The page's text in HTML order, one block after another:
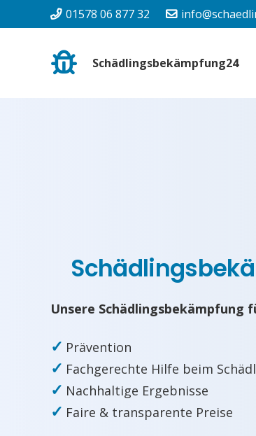
01578 06 877 32
Schädlingsbekämpfung24
Unsere Schädlingsbekämpfung
✓ Prävention
✓ Fachgerechte Hilfe beim
✓ Nachhaltige Ergebnisse
✓ Faire & transparente Preise